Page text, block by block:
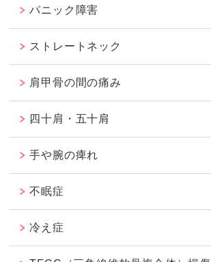
パニック障害
ストレートネック
肩甲骨の間の痛み
四十肩・五十肩
手や腕の痺れ
不眠症
冷え症